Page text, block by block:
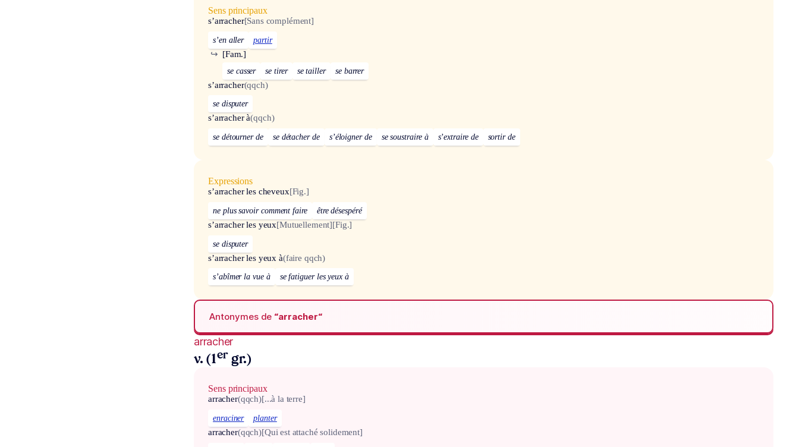
Sens principaux
s’arracher[Sans complément]
s’en aller partir
[Fam.]
↪
se casser se tirer se tailler se barrer
s’arracher(qqch)
se disputer
s’arracher à(qqch)
se détourner de se détacher de s’éloigner de se soustraire à s’extraire de sortir de
Expressions
s’arracher les cheveux[Fig.]
ne plus savoir comment faire être désespéré
s’arracher les yeux[Mutuellement][Fig.]
se disputer
s’arracher les yeux à(faire qqch)
s’abîmer la vue à se fatiguer les yeux à
Antonymes de “arracher“
arracher
v. (1er gr.)
Sens principaux
arracher(qqch)[...à la terre]
enraciner planter
arracher(qqch)[Qui est attaché solidement]